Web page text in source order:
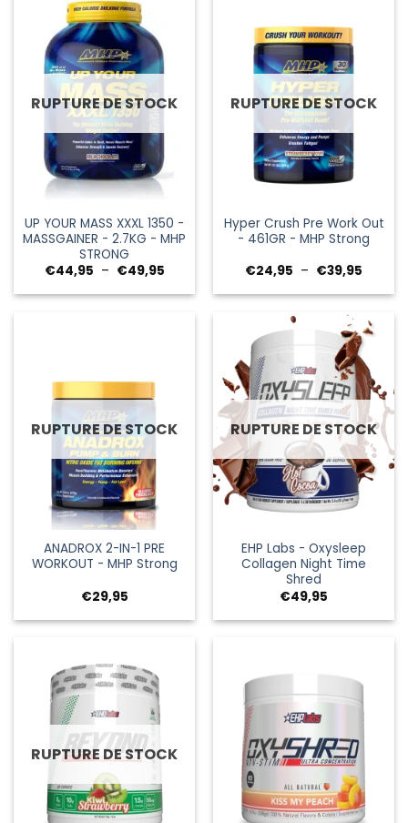
RUPTURE DE STOCK
UP YOUR MASS XXXL 1350 -
MASSGAINER - 2.7KG - MHP
STRONG
€44,95 – €49,95Plage
prix :
RUPTURE DE STOCK
Hyper Crush Pre Work Out
- 461GR - MHP Strong
€24,95 – €39,95
prix :
à
€39,95
RUPTURE DE STOCK
ANADROX 2-IN-1 PRE
WORKOUT - MHP Strong
€29,95
RUPTURE DE STOCK
EHP Labs - Oxysleep
Collagen Night Time
Shred
€49,95
RUPTURE DE STOCK